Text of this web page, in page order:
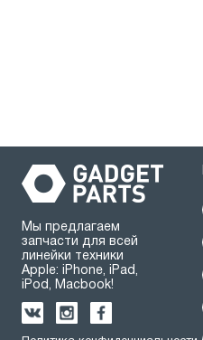
Мы предлагаем
запчасти для всей
линейки техники
Apple: iPhone, iPad,
iPod, Macbook!